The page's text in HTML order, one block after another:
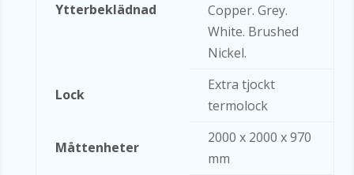
Ytterbeklädnad
Copper. Grey.
White. Brushed
Nickel.
Lock
Extra tjockt
termolock
Måttenheter
2000 x 2000 x 970
mm